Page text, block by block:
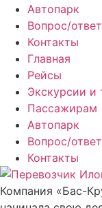
Автопарк
Вопрос/ответ
Контакты
Главная
Рейсы
Экскурсии и
Пассажирам
Автопарк
Вопрос/ответ
Контакты
Компания «Бас-